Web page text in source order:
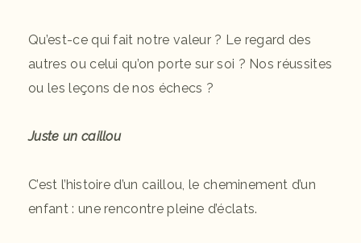
Qu’est-ce qui fait notre valeur ? Le regard des
autres ou celui qu’on porte sur soi ? Nos réussites
ou les leçons de nos échecs ?
Juste un caillou
C’est l’histoire d’un caillou, le cheminement d’un
enfant : une rencontre pleine d’éclats.